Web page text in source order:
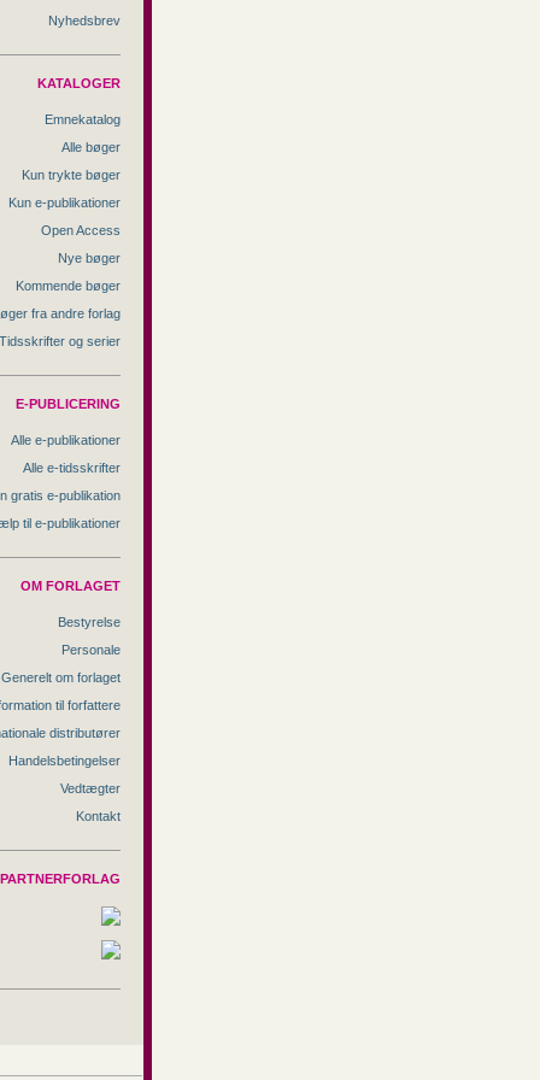
Nyhedsbrev
KATALOGER
Emnekatalog
Alle bøger
Kun trykte bøger
Kun e-publikationer
Open Access
Nye bøger
Kommende bøger
fra andre forlag
Tidsskrifter og serier
E-PUBLICERING
Alle e-publikationer
Alle e-tidsskrifter
gratis e-publikation
til e-publikationer
OM FORLAGET
Bestyrelse
Personale
Generelt om forlaget
til forfattere
distributører
Handelsbetingelser
Vedtægter
Kontakt
PARTNERFORLAG